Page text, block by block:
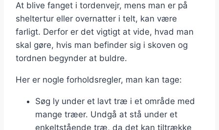
At blive fanget i tordenvejr, mens man er på
sheltertur eller overnatter i telt, kan være
farligt. Derfor er det vigtigt at vide, hvad man
skal gøre, hvis man befinder sig i skoven og
tordnen begynder at buldre.
Her er nogle forholdsregler, man kan tage:
Søg ly under et lavt træ i et område med
mange træer. Undgå at stå under et
enkeltstående træ, da det kan tiltrække